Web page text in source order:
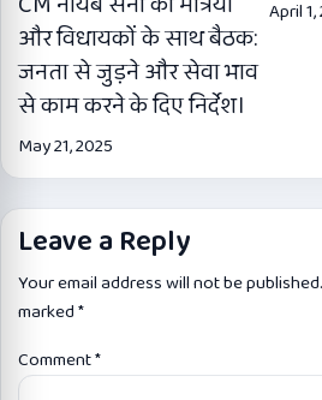
और विधायकों के साथ बैठक:
जनता से जुड़ने और सेवा भाव
से काम करने के दिए निर्देश।
May 21, 2025
April
Leave a Reply
Your email address will not be published.
marked*
Comment*